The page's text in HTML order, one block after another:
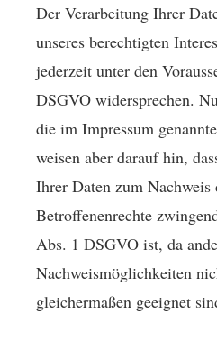
Der Verarbeitung Ihrer
unseres berechtigten
jederzeit unter den
DSGVO widersprechen.
die im Impressum
weisen aber darauf hin,
Ihrer Daten zum
Betroffenenrechte
Abs. 1 DSGVO ist, da
Nachweismöglichkeiten
gleichermaßen geeignet